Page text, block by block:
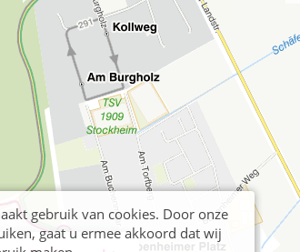
gebruik van cookies. Door onze
gaat u ermee akkoord dat wij